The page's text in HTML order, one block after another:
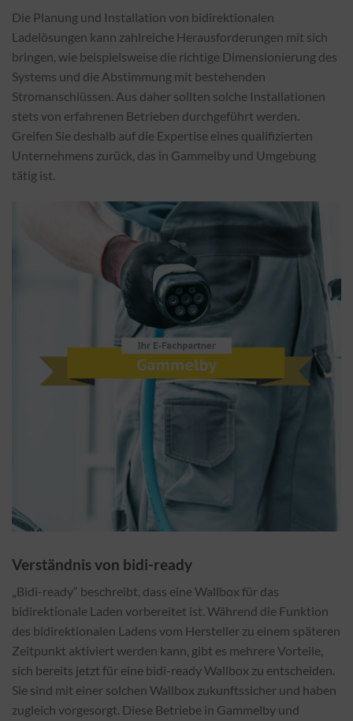
Die Planung und Installation von bidirektionalen
Ladelösungen kann zahlreiche Herausforderungen mit sich
bringen, wie beispielsweise die richtige Dimensionierung des
Systems und die Abstimmung mit bestehenden
Stromanschlüssen. Aus daher sollten solche Installationen
stets von erfahrenen Betrieben durchgeführt werden.
Greifen Sie deshalb auf die Expertise eines qualifizierten
Unternehmens zurück, das in Gammelby und Umgebung
tätig ist.
Verständnis von bidi-ready
„Bidi-ready“ beschreibt, dass eine Wallbox für das
bidirektionale Laden vorbereitet ist. Während die Funktion
des bidirektionalen Ladens vom Hersteller zu einem späteren
Zeitpunkt aktiviert werden kann, gibt es mehrere Vorteile,
sich bereits jetzt für eine bidi-ready Wallbox zu entscheiden.
Sie sind mit einer solchen Wallbox zukunftssicher und haben
zugleich vorgesorgt. Diese Betriebe in Gammelby und